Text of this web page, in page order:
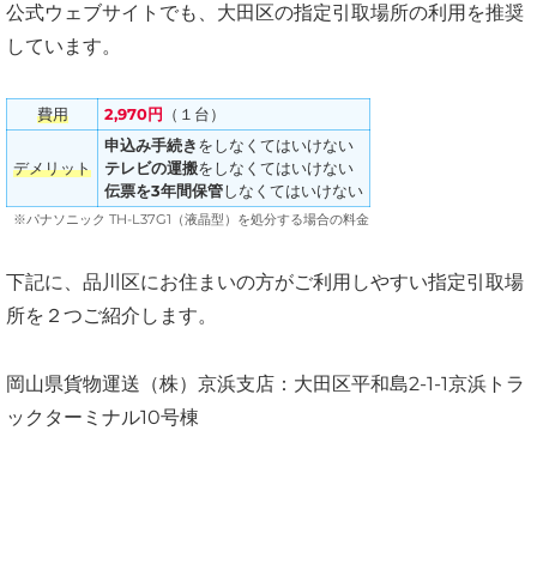
公式ウェブサイトでも、大田区の指定引取場所の利用を推奨
しています。
費用 2,970円 （１台）
デメリット
申込み手続き をしなくてはいけない
テレビの運搬をしなくてはいけない
伝票を3年間保管しなくてはいけない
※パナソニック TH-L37G1（液晶型）を処分する場合の料金
下記に、品川区にお住まいの方がご利用しやすい指定引取場
所を２つご紹介します。
岡山県貨物運送（株）京浜支店：大田区平和島2-1-1京浜トラ
ックターミナル10号棟